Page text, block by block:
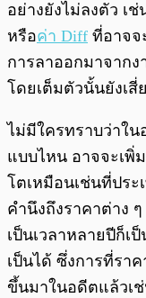
อย่างยังไม่ลงตัว เ
หรือค่า Diff ที่อาจจ
การลาออกมาจาก
โดยเต็มตัวนั้นยังเสี่
ไม่มีใครทราบว่าใ
แบบไหน อาจจะเพิ่
โตเหมือนเช่นที่ประ
คำนึงถึงราคาต่าง
เป็นเวลาหลายปีก็เ
เป็นได้ ซึ่งการที่รา
ขึ้นมาในอดีตแล้วเ